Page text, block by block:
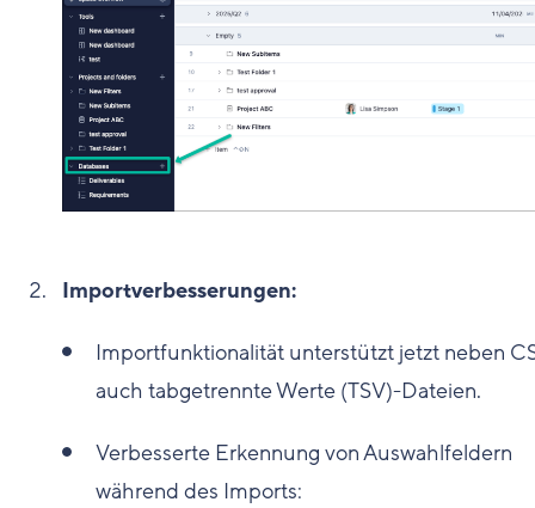
Importverbesserungen:
Importfunktionalität unterstützt jetzt neben
auch tabgetrennte Werte (TSV)-Dateien.
Verbesserte Erkennung von Auswahlfeldern
während des Imports: